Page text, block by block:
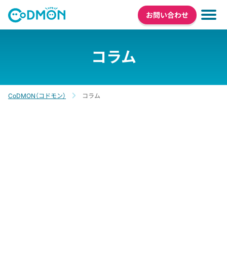
お問い合わせ
コラム
CoDMON（コドモン） コラム